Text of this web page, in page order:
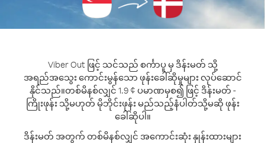
Viber Out ဖြင့် သင်သည် စင်္ကာပူ မှ ဒိန်းမတ် သို့
အရည်အသွေး ကောင်းမွန်သော ဖုန်းခေါ်ဆိုမှုများ လုပ်ဆောင်
နိုင်သည်။တစ်မိနစ်လျှင် 1.9 ¢ ပမာဏမှစ၍ ဖြင့် ဒိန်းမတ် -
ကြိုးဖုန်း သို့မဟုတ် မိုဘိုင်းဖုန်း မည်သည့်နံပါတ်သို့မဆို ဖုန်း
ခေါ်ဆိုပါ။
ဒိန်းမတ် အတွက် တစ်မိနစ်လျှင် အကောင်းဆုံး နှုန်းထားများ